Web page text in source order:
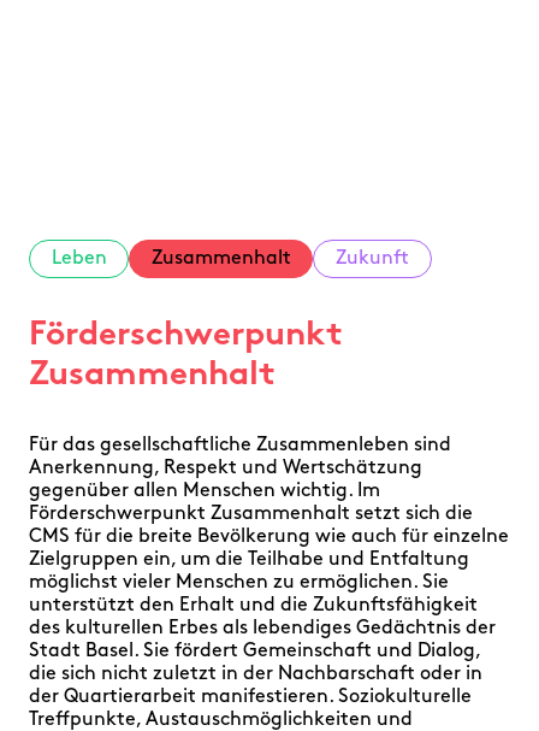
Leben Zusammenhalt Zukunft
Förderschwerpunkt
Zusammenhalt
Für das gesellschaftliche Zusammenleben sind
Anerkennung, Respekt und Wertschätzung
gegenüber allen Menschen wichtig. Im
Förderschwerpunkt Zusammenhalt setzt sich die
CMS für die breite Bevölkerung wie auch für einzelne
Zielgruppen ein, um die Teilhabe und Entfaltung
möglichst vieler Menschen zu ermöglichen. Sie
unterstützt den Erhalt und die Zukunftsfähigkeit
des kulturellen Erbes als lebendiges Gedächtnis der
Stadt Basel. Sie fördert Gemeinschaft und Dialog,
die sich nicht zuletzt in der Nachbarschaft oder in
der Quartierarbeit manifestieren. Soziokulturelle
Treffpunkte, Austauschmöglichkeiten und